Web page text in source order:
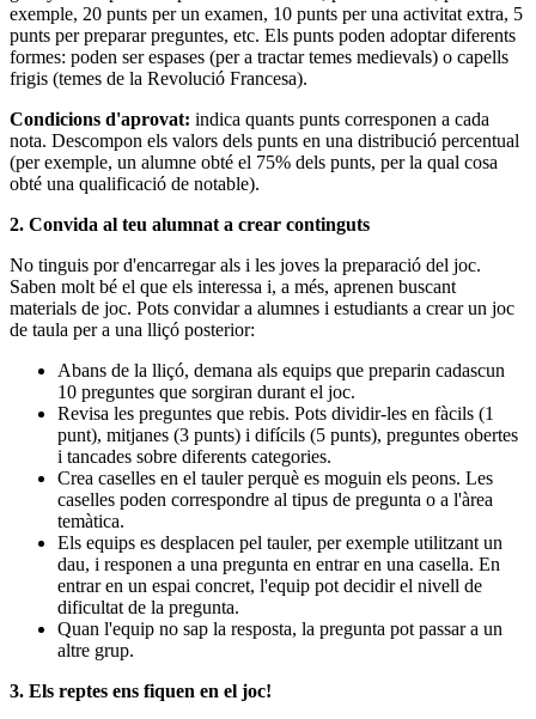
exemple, 20 punts per un examen, 10 punts per una activitat extra, 5
punts per preparar preguntes, etc. Els punts poden adoptar diferents
formes: poden ser espases (per a tractar temes medievals) o capells
frigis (temes de la Revolució Francesa).
Condicions d'aprovat: indica quants punts corresponen a cada
nota. Descompon els valors dels punts en una distribució percentual
(per exemple, un alumne obté el 75% dels punts, per la qual cosa
obté una qualificació de notable).
2. Convida al teu alumnat a crear continguts
No tinguis por d'encarregar als i les joves la preparació del joc.
Saben molt bé el que els interessa i, a més, aprenen buscant
materials de joc. Pots convidar a alumnes i estudiants a crear un joc
de taula per a una lliçó posterior:
Abans de la lliçó, demana als equips que preparin cadascun
10 preguntes que sorgiran durant el joc.
Revisa les preguntes que rebis. Pots dividir-les en fàcils (1
punt), mitjanes (3 punts) i difícils (5 punts), preguntes obertes
i tancades sobre diferents categories.
Crea caselles en el tauler perquè es moguin els peons. Les
caselles poden correspondre al tipus de pregunta o a l'àrea
temàtica.
Els equips es desplacen pel tauler, per exemple utilitzant un
dau, i responen a una pregunta en entrar en una casella. En
entrar en un espai concret, l'equip pot decidir el nivell de
dificultat de la pregunta.
Quan l'equip no sap la resposta, la pregunta pot passar a un
altre grup.
3. Els reptes ens fiquen en el joc!